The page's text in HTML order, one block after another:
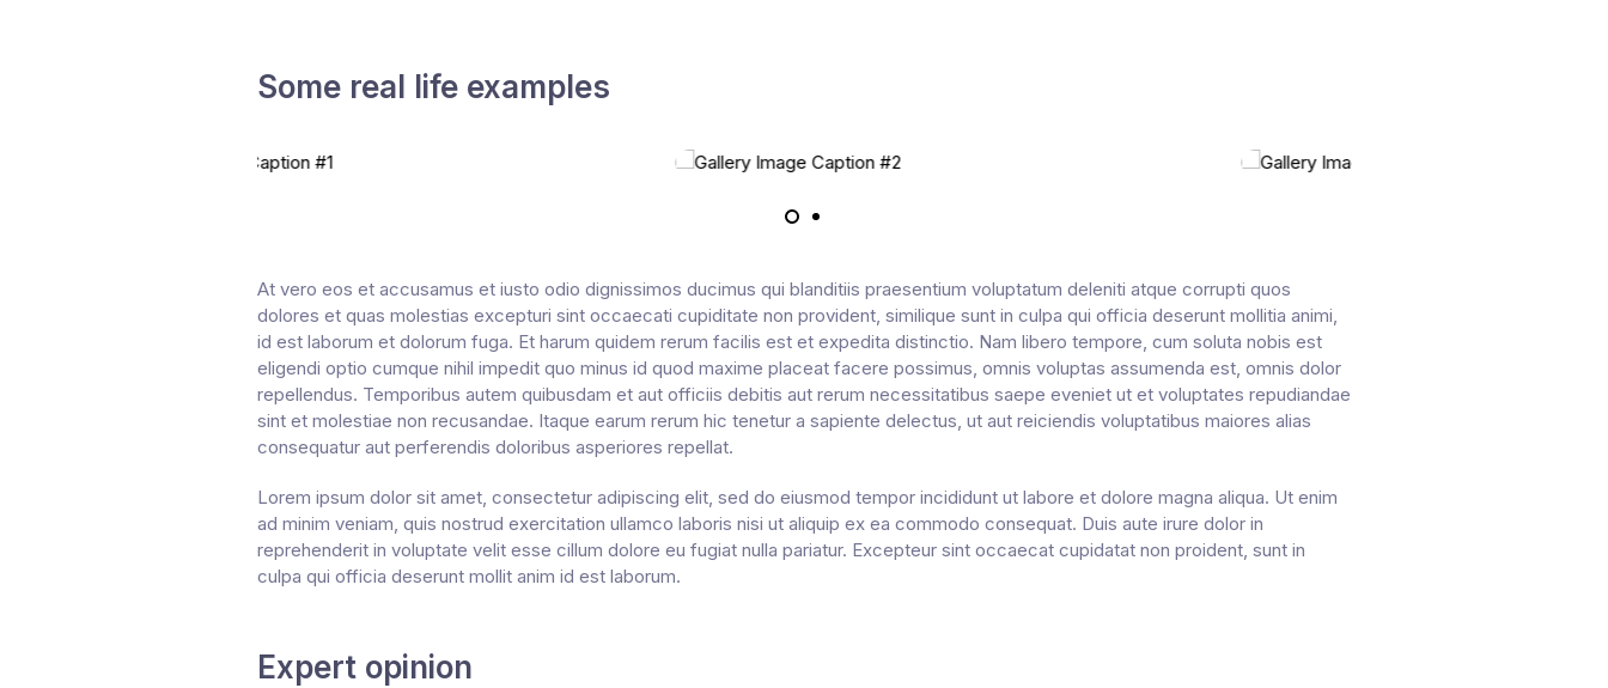
Some real life examples
At vero eos et accusamus et iusto odio dignissimos ducimus qui blanditiis praesentium voluptatum deleniti atque corrupti quos
dolores et quas molestias excepturi sint occaecati cupiditate non provident, similique sunt in culpa qui officia deserunt mollitia animi,
id est laborum et dolorum fuga. Et harum quidem rerum facilis est et expedita distinctio. Nam libero tempore, cum soluta nobis est
eligendi optio cumque nihil impedit quo minus id quod maxime placeat facere possimus, omnis voluptas assumenda est, omnis dolor
repellendus. Temporibus autem quibusdam et aut officiis debitis aut rerum necessitatibus saepe eveniet ut et voluptates repudiandae
sint et molestiae non recusandae. Itaque earum rerum hic tenetur a sapiente delectus, ut aut reiciendis voluptatibus maiores alias
consequatur aut perferendis doloribus asperiores repellat.
Lorem ipsum dolor sit amet, consectetur adipiscing elit, sed do eiusmod tempor incididunt ut labore et dolore magna aliqua. Ut enim
ad minim veniam, quis nostrud exercitation ullamco laboris nisi ut aliquip ex ea commodo consequat. Duis aute irure dolor in
reprehenderit in voluptate velit esse cillum dolore eu fugiat nulla pariatur. Excepteur sint occaecat cupidatat non proident, sunt in
culpa qui officia deserunt mollit anim id est laborum.
Expert opinion